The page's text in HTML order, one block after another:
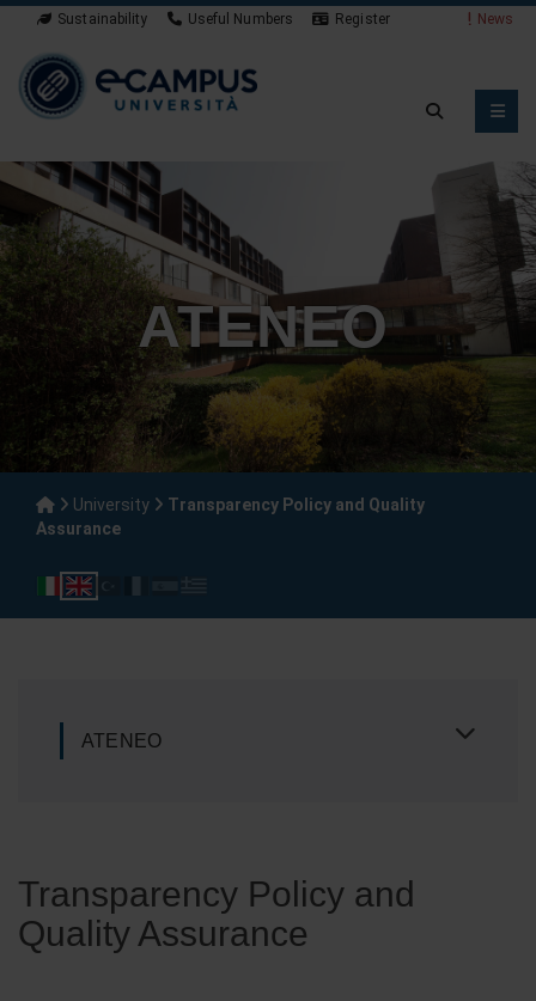
Sustainability Useful Numbers Register News
ATENEO
University
Transparency Policy and Quality
Assurance
ATENEO
Transparency Policy and
Quality Assurance